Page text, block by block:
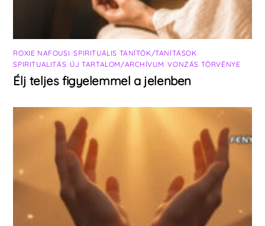
ROXIE NAFOUSI ,SPIRITUÁLIS TANÍTÓK/TANÍTÁSOK
SPIRITUALITÁS ÚJ TARTALOM/ARCHÍVUM ,VONZÁS TÖRVÉNYE
Élj teljes figyelemmel a jelenben